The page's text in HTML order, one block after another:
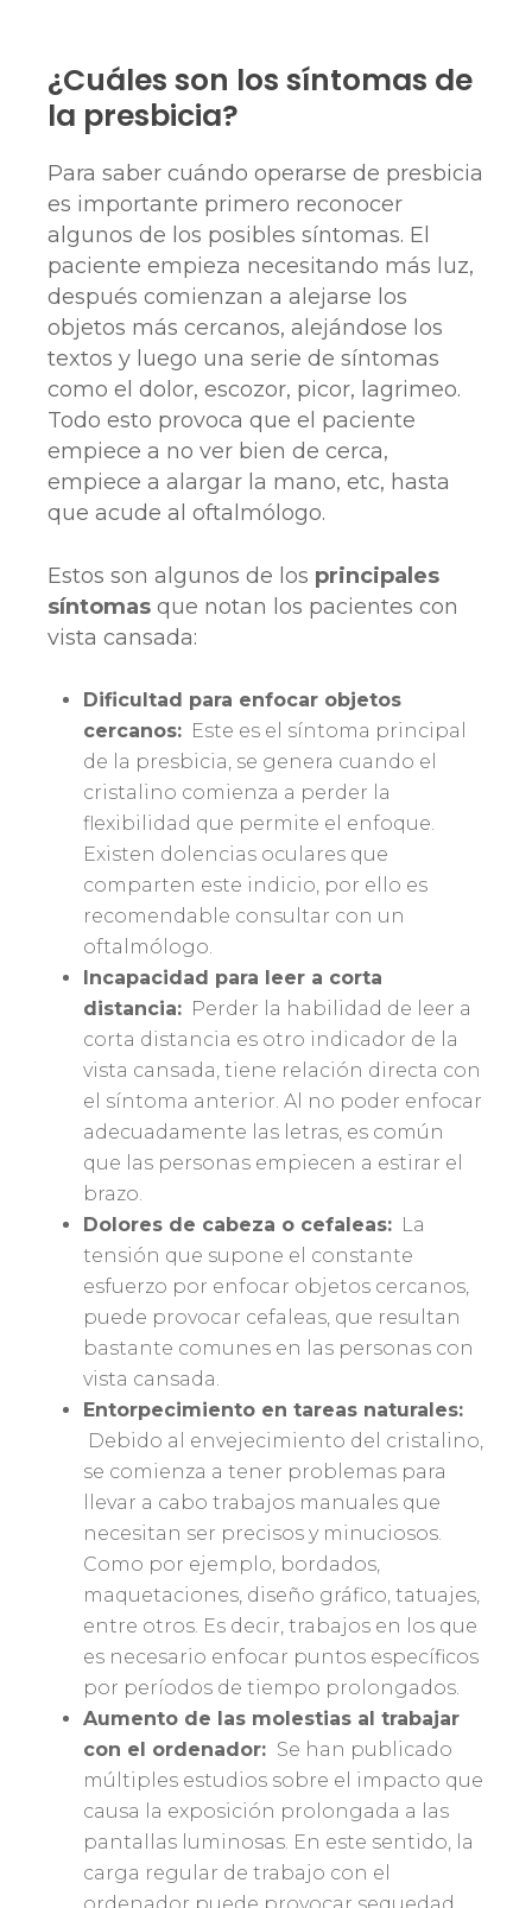
¿Cuáles son los síntomas de
la presbicia?
Para saber cuándo operarse de presbicia
es importante primero reconocer
algunos de los posibles síntomas. El
paciente empieza necesitando más luz,
después comienzan a alejarse los
objetos más cercanos, alejándose los
textos y luego una serie de síntomas
como el dolor, escozor, picor, lagrimeo.
Todo esto provoca que el paciente
empiece a no ver bien de cerca,
empiece a alargar la mano, etc, hasta
que acude al oftalmólogo.
Estos son algunos de los principales
síntomas que notan los pacientes con
vista cansada:
Dificultad para enfocar objetos
cercanos: Este es el síntoma principal
de la presbicia, se genera cuando el
cristalino comienza a perder la
flexibilidad que permite el enfoque.
Existen dolencias oculares que
comparten este indicio, por ello es
recomendable consultar con un
oftalmólogo.
Incapacidad para leer a corta
distancia: Perder la habilidad de leer a
corta distancia es otro indicador de la
vista cansada, tiene relación directa con
el síntoma anterior. Al no poder enfocar
adecuadamente las letras, es común
que las personas empiecen a estirar el
brazo.
Dolores de cabeza o cefaleas: La
tensión que supone el constante
esfuerzo por enfocar objetos cercanos,
puede provocar cefaleas, que resultan
bastante comunes en las personas con
vista cansada.
Entorpecimiento en tareas naturales:
Debido al envejecimiento del cristalino,
se comienza a tener problemas para
llevar a cabo trabajos manuales que
necesitan ser precisos y minuciosos.
Como por ejemplo, bordados,
maquetaciones, diseño gráfico, tatuajes,
entre otros. Es decir, trabajos en los que
es necesario enfocar puntos específicos
por períodos de tiempo prolongados.
Aumento de las molestias al trabajar
con el ordenador: Se han publicado
múltiples estudios sobre el impacto que
causa la exposición prolongada a las
pantallas luminosas. En este sentido, la
carga regular de trabajo con el